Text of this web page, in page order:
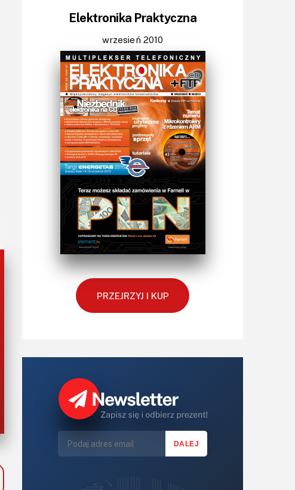
Światło
Technika μP, μC, PLD
Termometry i termostaty
Zasilanie/Moc
Zdalne sterowanie
Zegary, timery
Elektronika Praktyczna
wrzesień 2010
PRZEJRZYJ I KUP